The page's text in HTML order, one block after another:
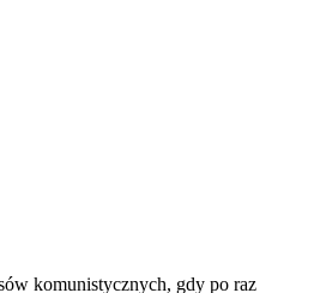
komunistycznych, gdy po raz